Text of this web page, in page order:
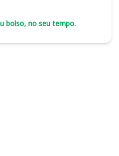
bolso, no seu tempo.